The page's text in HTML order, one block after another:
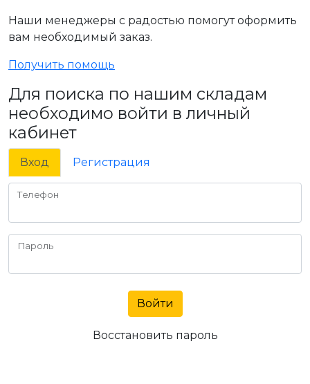
Наши менеджеры с радостью помогут оформить
вам необходимый заказ.
Получить помощь
Для поиска по нашим складам
необходимо войти в личный
кабинет
Вход Регистрация
Телефон
Пароль
Войти
Восстановить пароль